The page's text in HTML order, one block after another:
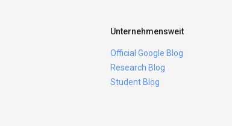
Unternehmensweit
Official Google Blog
Research Blog
Student Blog